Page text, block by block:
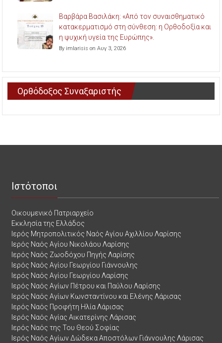
Βαρβάρα Βασιλάκη: «Από τον συναισθηματικό
κατακερματισμό στη σύνθεση: η Ορθοδοξία και
η ψυχική υγεία της Ευρώπης».
By imlarisis on Αυγ 3, 2026
Ορθόδοξος Συναξαριστής
Ιστότοποι
Οικουμενικό Πατριαρχείο
Εκκλησία της Ελλάδος
Ιερός Μητροπολιτικός Ναός Αγίου Αχιλλίου Λαρίσης
Ιερός Ναός Αγίου Νικολάου Λαρίσης
Ιερός Ναός Ζωοδόχου Πηγής Λαρίσης
Ιερός Ναός Αγίου Γεωργίου Γιάννουλης
Ιερός Ναός Αγίου Γεωργίου Λαρίσης
Ιερός Ναός Αγίων Πέτρου και Παύλου Λαρίσης
Ιερός Ναός Αγίων Κωνσταντίνου και Ελένης Λάρισας
Ιερός Ναός Προφήτη Ηλία Λάρισας
Ιερός Ναός Αγίας Αικατερίνης Λάρισας
Ιερός Ναός της Του Θεού Σοφίας
Ιερός Ναός Αγίων Δώδεκα Αποστόλων Γιάννουλης Λάρισας